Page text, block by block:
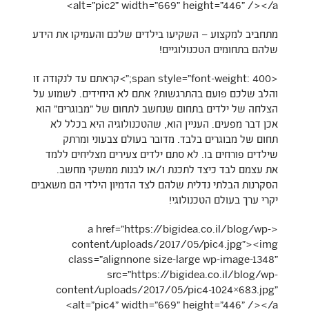
alt="pic2" width="669" height="446" /></a>
מתחביב למקצוע – השקיעו בילדים שלכם והעמיקו את הידע
שלהם בתחומים הטכנולוגיים!
<span style="font-weight: 400;">קראתם עד לנקודה זו
והלב שלכם פועם בהתרגשות? אתם לא היחידים. לשמוע על
הצלחה של ילדים בתחום שנחשב לתחום של ״מבוגרים״ הוא
אכן דבר מפעים. העניין הוא, שהטכנולוגיה היא בכלל לא
תחום של מבוגרים בלבד. מדובר בעולם צבעוני ומרתק
שילדים פורחים בו. לא סתם ילדים צעירים מצליחים ללמד
את עצמם לבד כיצד לתכנת ו/או לבנות ממשקי מחשב.
הסקרנות הבלתי נדלית שלהם לצד הדמיון הילדי הם משאבים
יקרי ערך בעולם הטכנולוגי!
<a href="https://bigidea.co.il/blog/wp-
content/uploads/2017/05/pic4.jpg"><img
class="alignnone size-large wp-image-1348"
src="https://bigidea.co.il/blog/wp-
content/uploads/2017/05/pic4-1024×683.jpg"
alt="pic4" width="669" height="446" /></a>